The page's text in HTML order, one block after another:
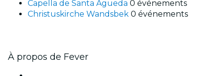
Capella de Santa Àgueda 0 événements
Christuskirche Wandsbek 0 événements
À propos de Fever